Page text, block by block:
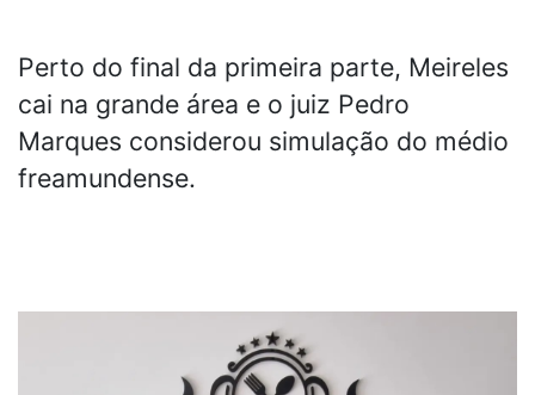
Perto do final da primeira parte, Meireles
cai na grande área e o juiz Pedro
Marques considerou simulação do médio
freamundense.